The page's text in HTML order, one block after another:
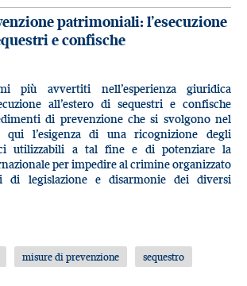
patrimoniali: l’esecuzione
e confische
più avvertiti nell’esperienza giuridica
all’estero di sequestri e confische
di prevenzione che si svolgono nel
qui l’esigenza di una ricognizione degli
utilizzabili a tal fine e di potenziare la
per impedire al crimine organizzato
di legislazione e disarmonie dei diversi
misure di prevenzione sequestro